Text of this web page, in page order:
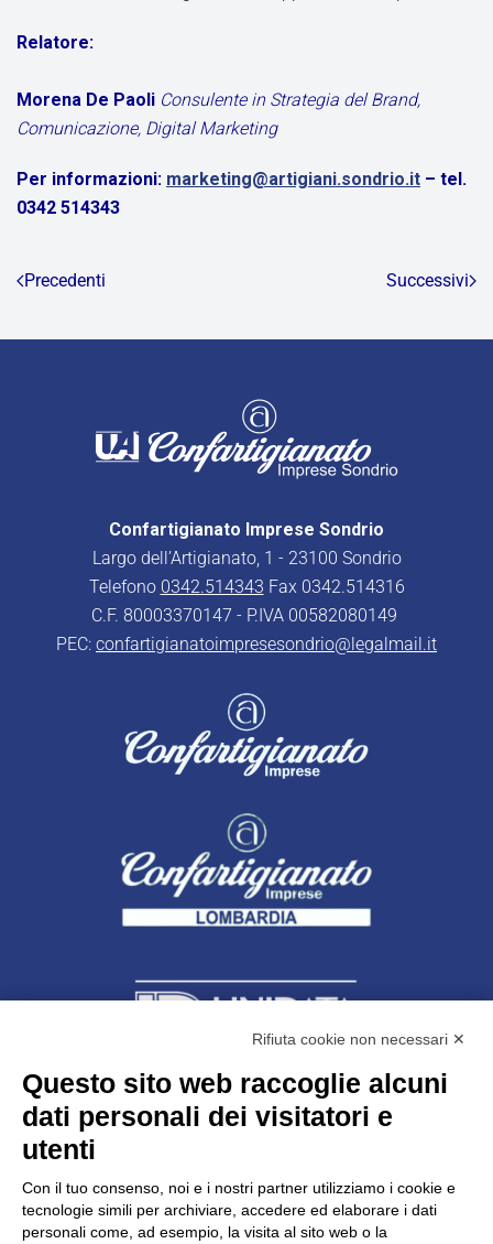
Relatore:
Morena De Paoli Consulente in Strategia del Brand,
Comunicazione, Digital Marketing
Per informazioni: marketing@artigiani.sondrio.it – tel.
0342 514343
Precedenti Successivi
Confartigianato Imprese Sondrio
Largo dell’Artigianato, 1 - 23100 Sondrio
Telefono 0342.514343 Fax 0342.514316
C.F. 80003370147 - P.IVA 00582080149
PEC: confartigianatoimpresesondrio@legalmail.it
Unidata s.r.lcon unico socio
Largo dell’Artigianato, 1 - 23100 Sondrio
C.F. 00481790145 - N.REA SO-36426
PEC: unidata.sondrio@legalmail.it
Rifiuta cookie non necessari ✕
Questo sito web raccoglie alcuni
dati personali dei visitatori e
utenti
Con il tuo consenso, noi e i nostri partner utilizziamo i cookie e
tecnologie simili per archiviare, accedere ed elaborare i dati
personali come, ad esempio, la visita al sito web o la